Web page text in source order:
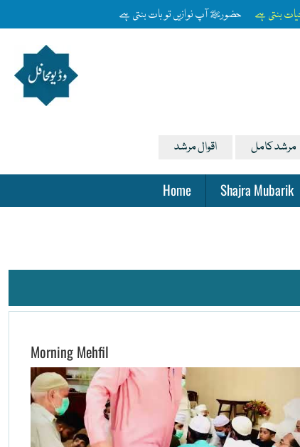
بنتی ہے حضورﷺ آپ نوازیں تو بات بنتی ہے
اقوال مرشد مرشد کامل
Home Shajra Mubarik
Morning Mehfil